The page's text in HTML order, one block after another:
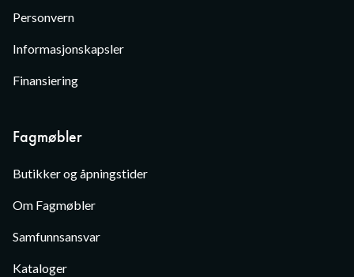
Personvern
Informasjonskapsler
Finansiering
Fagmøbler
Butikker og åpningstider
Om Fagmøbler
Samfunnsansvar
Kataloger